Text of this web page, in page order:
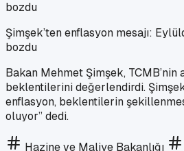
Şimşek’ten enflasyon mesajı:
bozdu
Bakan Mehmet Şimşek, TCMB’nin
beklentilerini değerlendirdi.
enflasyon, beklentilerin
oluyor” dedi.
Hazine ve Maliye Bakanlığı